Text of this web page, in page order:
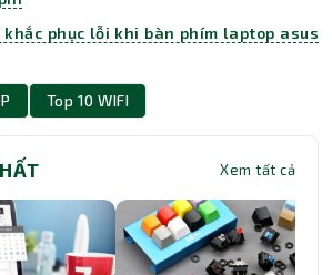
khắc phục lỗi khi bàn phím laptop asus
Top 10 WIFI
Xem tất cả